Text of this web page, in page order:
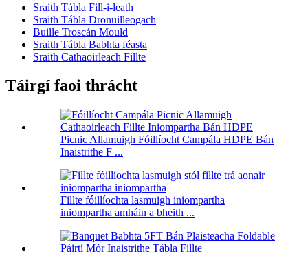
Sraith Tábla Fill-i-leath
Sraith Tábla Dronuilleogach
Buille Troscán Mould
Sraith Tábla Babhta féasta
Sraith Cathaoirleach Fillte
Táirgí faoi thrácht
Picnic Allamuigh Fóillíocht Campála HDPE Bán
Inaistrithe F ...
Fillte fóillíochta lasmuigh iniompartha
iniompartha amháin a bheith ...